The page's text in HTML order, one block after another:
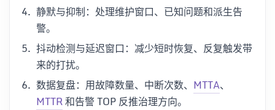
静默与抑制：处理维护窗口、已知问题和派生告
警。
抖动检测与延迟窗口：减少短时恢复、反复触发带
来的打扰。
数据复盘：用故障数量、中断次数、 MTTA、
MTTR和告警 TOP 反推治理方向。